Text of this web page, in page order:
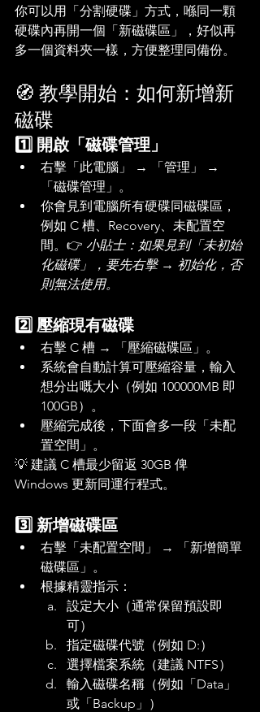
你可以用「分割硬碟」方式，喺同一顆
硬碟內再開一個「新磁碟區」，好似再
多一個資料夾一樣，方便整理同備份。
🧭 教學開始：如何新增新
磁碟
1️⃣ 開啟「磁碟管理」
右擊「此電腦」 → 「管理」 →
「磁碟管理」。
你會見到電腦所有硬碟同磁碟區，
例如 C 槽、Recovery、未配置空
間。👉 小貼士：如果見到「未初始
化磁碟」，要先右擊 → 初始化，否
則無法使用。
2️⃣ 壓縮現有磁碟
右擊 C 槽 → 「壓縮磁碟區」。
系統會自動計算可壓縮容量，輸入
想分出嘅大小（例如 100000MB 即
100GB）。
壓縮完成後，下面會多一段「未配
置空間」。
💡 建議 C 槽最少留返 30GB 俾
Windows 更新同運行程式。
3️⃣ 新增磁碟區
右擊「未配置空間」 → 「新增簡單
磁碟區」。
根據精靈指示：
設定大小（通常保留預設即
可）
指定磁碟代號（例如 D:）
選擇檔案系統（建議 NTFS）
輸入磁碟名稱（例如「Data」
或「Backup」）